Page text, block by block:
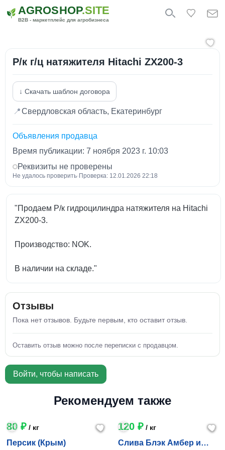
AGROSHOP.SITE
B2B - маркетплейс для агробизнеса
Р/к г/ц натяжителя Hitachi ZX200-3
↓ Скачать шаблон договора
📍Свердловская область, Екатеринбург
Объявления продавца
Время публикации: 7 ноября 2023 г. 10:03
Реквизиты не проверены
Не удалось проверить· Проверка: 12.01.2026 22:18
"Продаем Р/к гидроцилиндра натяжителя на Hitachi
ZX200-3.
Производство: NOK.
В наличии на складе."
Отзывы
Пока нет отзывов. Будьте первым, кто оставит отзыв.
Оставить отзыв можно после переписки с продавцом.
Войти, чтобы написать
Рекомендуем также
80 ₽ / кг
Персик (Крым)
120 ₽/ кг
Слива Блэк Амбер и